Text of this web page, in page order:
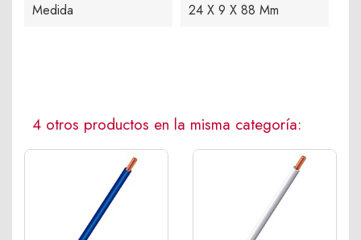
Medida 24 X 9 X 88 Mm
4 otros productos en la misma categoría: